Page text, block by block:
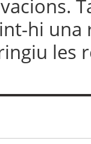
hi una
les